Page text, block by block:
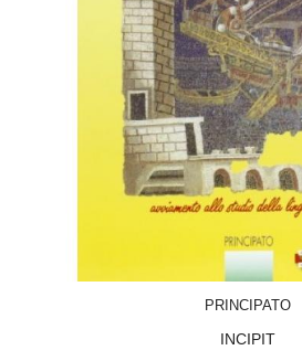
PRINCIPATO
INCIPIT